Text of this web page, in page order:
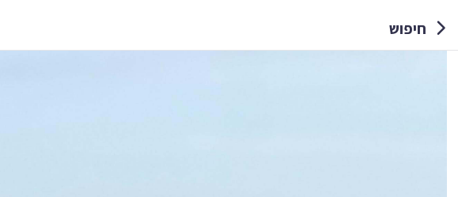
חיפוש